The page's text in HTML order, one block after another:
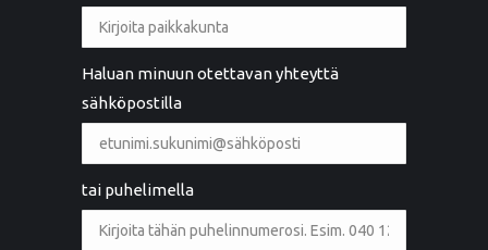
Haluan minuun otettavan yhteyttä
sähköpostilla
tai puhelimella